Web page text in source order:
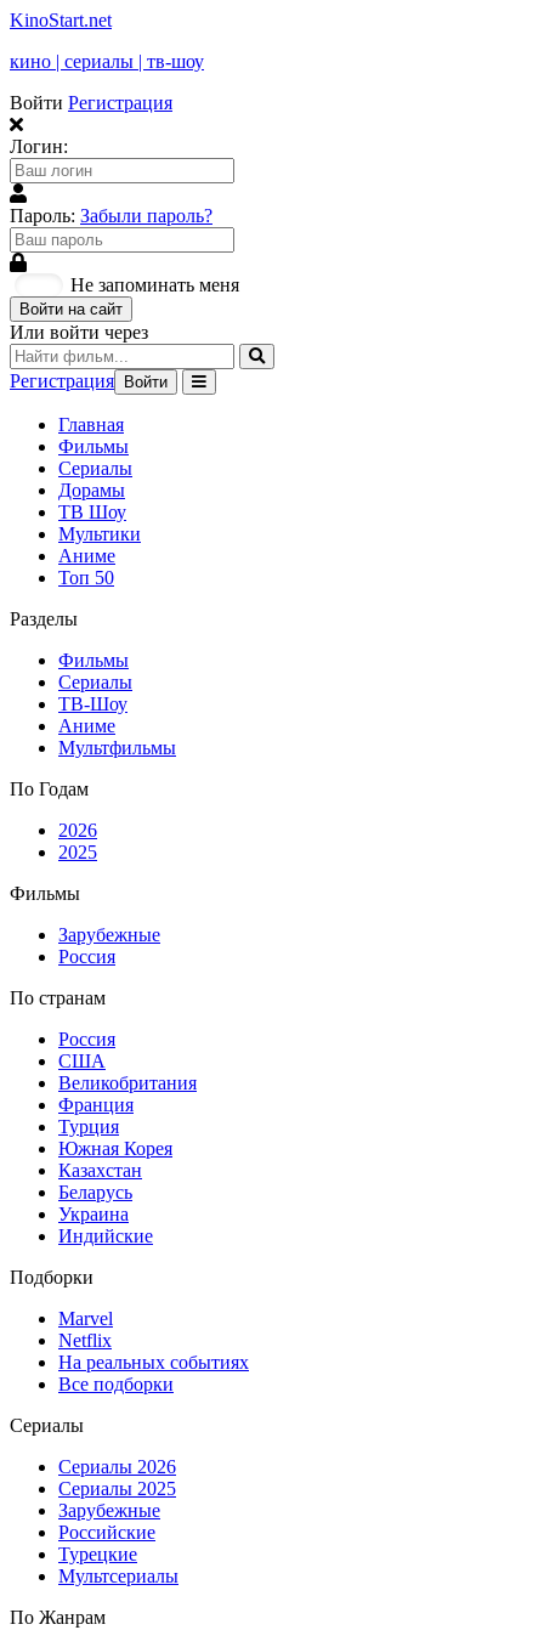
KinoStart.net
кино | сериалы | тв-шоу
Войти Регистрация
Логин:
Пароль: Забыли пароль?
Не запоминать меня
Войти на сайт
Или войти через
Регистрация Войти
Главная
Фильмы
Сериалы
Дорамы
ТВ Шоу
Мультики
Аниме
Топ 50
Разделы
Фильмы
Сериалы
ТВ-Шоу
Аниме
Мультфильмы
По Годам
2026
2025
Фильмы
Зарубежные
Россия
По странам
Россия
США
Великобритания
Франция
Турция
Южная Корея
Казахстан
Беларусь
Украина
Индийские
Подборки
Marvel
Netflix
На реальных событиях
Все подборки
Сериалы
Сериалы 2026
Сериалы 2025
Зарубежные
Российские
Турецкие
Мультсериалы
По Жанрам